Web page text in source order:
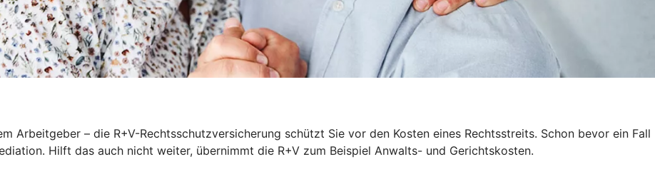
Arbeitgeber – die R+V-Rechtsschutzversicherung schützt Sie vor den Kosten eines Rechtsstreits. Schon bevor ein Fall
Hilft das auch nicht weiter, übernimmt die R+V zum Beispiel Anwalts- und Gerichtskosten.